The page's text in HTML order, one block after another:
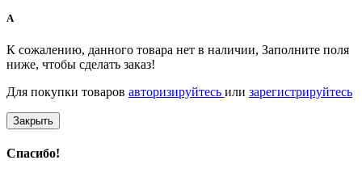
A
К сожалению, данного товара нет в наличии, Заполните поля
ниже, чтобы сделать заказ!
Для покупки товаров авторизируйтесь или зарегистрируйтесь
Закрыть
Спасибо!